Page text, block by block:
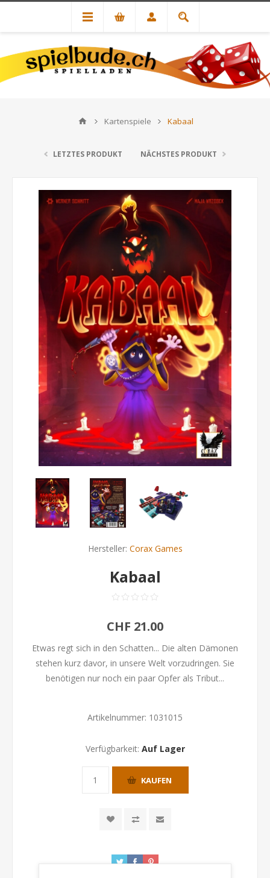
Kartenspiele Kabaal
LETZTES PRODUKT NÄCHSTES PRODUKT
Hersteller: Corax Games
Kabaal
CHF 21.00
Etwas regt sich in den Schatten... Die alten Dämonen
stehen kurz davor, in unsere Welt vorzudringen. Sie
benötigen nur noch ein paar Opfer als Tribut...
Artikelnummer: 1031015
Verfügbarkeit: Auf Lager
KAUFEN